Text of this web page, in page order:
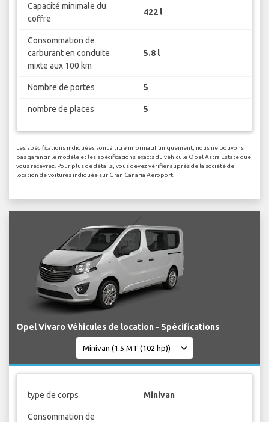
Capacité minimale du
coffre
422 l
Consommation de
carburant en conduite
mixte aux 100 km
5.8 l
Nombre de portes 5
nombre de places 5
Les spécifications indiquées sont à titre informatif uniquement, nous ne pouvons
pas garantir le modèle et les spécifications exacts du véhicule Opel Astra Estate que
vous recevrez. Pour plus de détails, vous devez vérifier auprès de la société de
location de voitures indiquée sur Gran Canaria Aéroport.
Opel Vivaro Véhicules de location - Spécifications
type de corps Minivan
Consommation de